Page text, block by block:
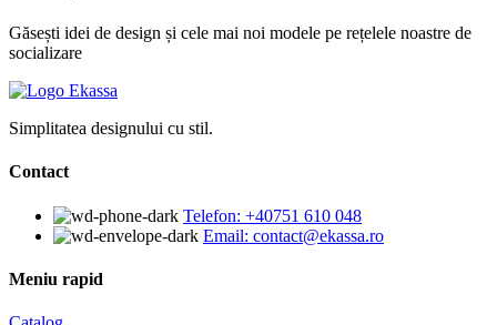
Găsești idei de design și cele mai noi modele pe rețelele noastre de
socializare
Simplitatea designului cu stil.
Contact
Telefon: +40751 610 048
Email: contact@ekassa.ro
Meniu rapid